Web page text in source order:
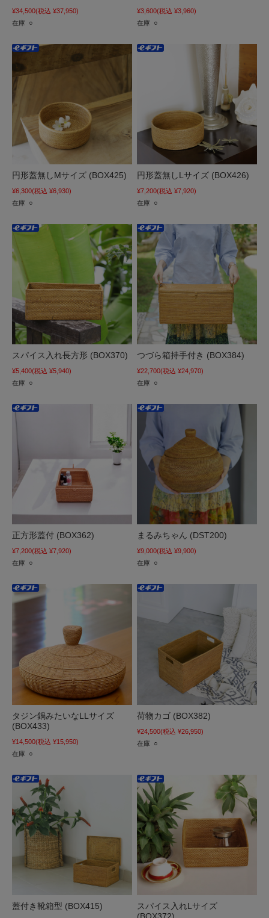
¥34,500(税込 ¥37,950)
在庫 ○
¥3,600(税込 ¥3,960)
在庫 ○
円形蓋無しMサイズ (BOX425)
¥6,300(税込 ¥6,930)
在庫 ○
円形蓋無しLサイズ (BOX426)
¥7,200(税込 ¥7,920)
在庫 ○
スパイス入れ長方形 (BOX370)
¥5,400(税込 ¥5,940)
在庫 ○
つづら箱持手付き (BOX384)
¥22,700(税込 ¥24,970)
在庫 ○
正方形蓋付 (BOX362)
¥7,200(税込 ¥7,920)
在庫 ○
まるみちゃん (DST200)
¥9,000(税込 ¥9,900)
在庫 ○
タジン鍋みたいなLLサイズ
(BOX433)
¥14,500(税込 ¥15,950)
在庫 ○
荷物カゴ (BOX382)
¥24,500(税込 ¥26,950)
在庫 ○
蓋付き靴箱型 (BOX415)
スパイス入れLサイズ